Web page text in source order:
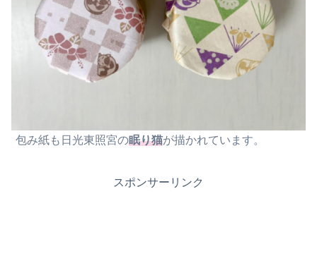
包み紙も日光東照宮の眠り猫が描かれています。
スポンサーリンク